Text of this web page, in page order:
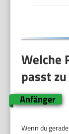
Welche
passt
Anfänger
Wenn du